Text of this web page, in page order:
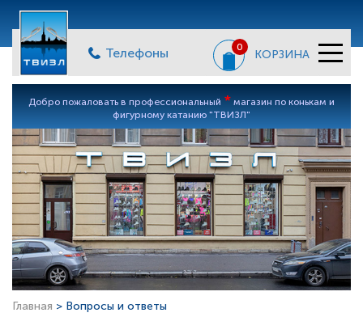
Телефоны 0
КОРЗИНА
Добро пожаловать в профессиональный * магазин по конькам и
фигурному катанию "ТВИЗЛ"
Главная > Вопросы и ответы